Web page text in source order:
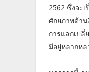
2562 ซึ่งจะ
ศักยภาพด้า
การแลกเป
มีอยู่หลากหล